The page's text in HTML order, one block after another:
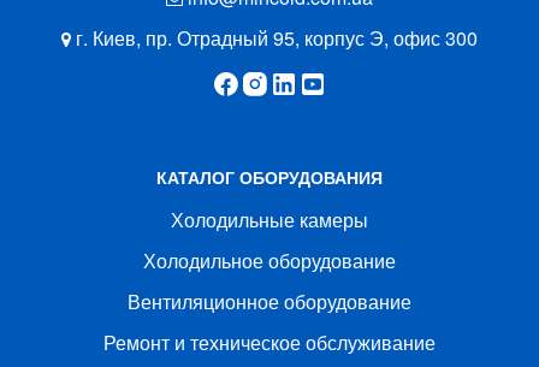
г. Киев, пр. Отрадный 95, корпус Э, офис 300
КАТАЛОГ ОБОРУДОВАНИЯ
Холодильные камеры
Холодильное оборудование
Вентиляционное оборудование
Ремонт и техническое обслуживание